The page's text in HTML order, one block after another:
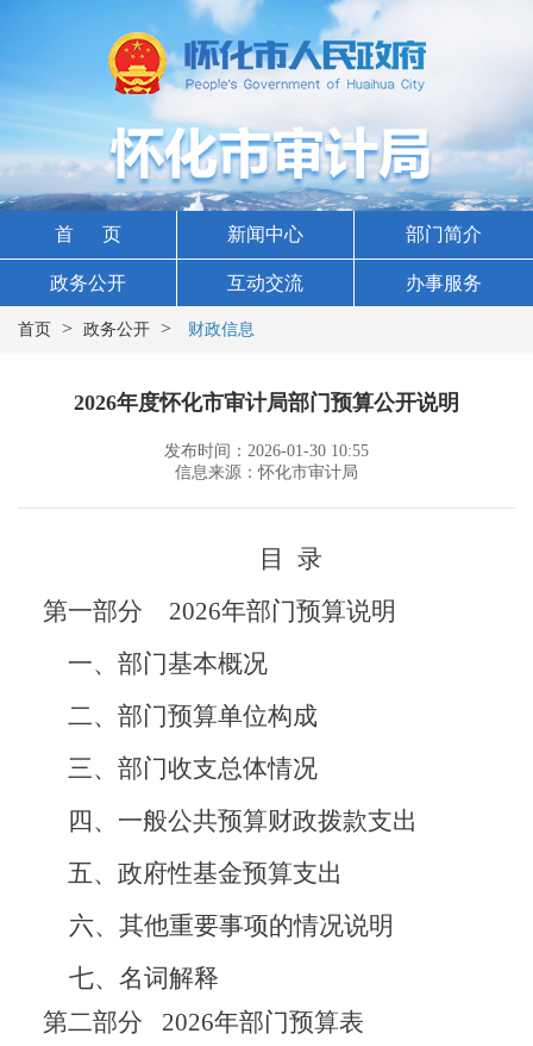
首 页 新闻中心 部门简介
政务公开 互动交流 办事服务
首页 > 政务公开 > 财政信息
2026年度怀化市审计局部门预算公开说明
发布时间：2026-01-30 10:55
信息来源：怀化市审计局
目
录
第一部分
2026年部门预算说明
一、部门基本概况
二、 部门预算单位构成
三、 部门收支总体情况
四、 一般公共预算财政拨款支出
五、 政府性基金预算支出
六、其他重要事项的情况说明
七、 名词解释
第二部分
2026年部门预算表